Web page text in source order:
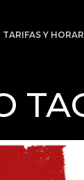
TARIFAS Y